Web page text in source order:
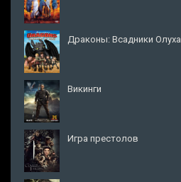
Драконы: Всадники Олуха
Викинги
Игра престолов